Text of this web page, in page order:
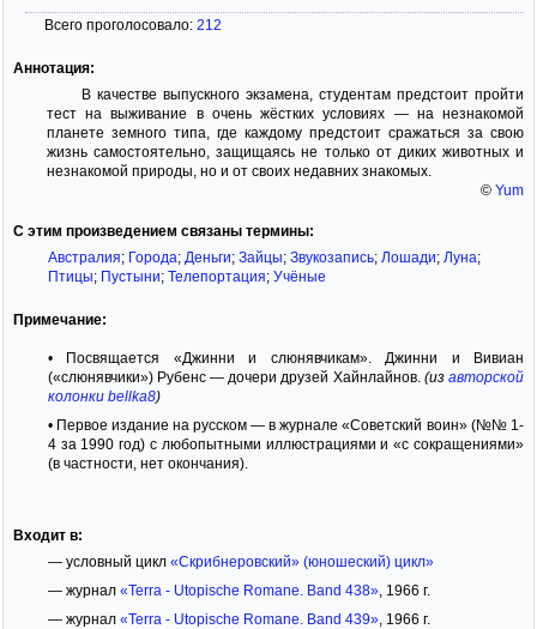
Всего проголосовало: 212
Аннотация:
В качестве выпускного экзамена, студентам предстоит пройти
тест на выживание в очень жёстких условиях — на незнакомой
планете земного типа, где каждому предстоит сражаться за свою
жизнь самостоятельно, защищаясь не только от диких животных и
незнакомой природы, но и от своих недавних знакомых.
© Yum
С этим произведением связаны термины:
Австралия; Города; Деньги; Зайцы; Звукозапись; Лошади; Луна;
Птицы; Пустыни; Телепортация; Учёные
Примечание:
• Посвящается «Джинни и слюнявчикам». Джинни и Вивиан
(«слюнявчики») Рубенс — дочери друзей Хайнлайнов. (из авторской
колонки bellka8)
• Первое издание на русском — в журнале «Советский воин» (№№ 1-
4 за 1990 год) с любопытными иллюстрациями и «с сокращениями»
(в частности, нет окончания).
Входит в:
— условный цикл «Скрибнеровский» (юношеский) цикл»
— журнал «Terra - Utopische Romane. Band 438», 1966 г.
— журнал «Terra - Utopische Romane. Band 439», 1966 г.